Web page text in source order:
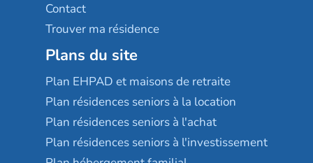
Contact
Trouver ma résidence
Plans du site
Plan EHPAD et maisons de retraite
Plan résidences seniors à la location
Plan résidences seniors à l'achat
Plan résidences seniors à l'investissement